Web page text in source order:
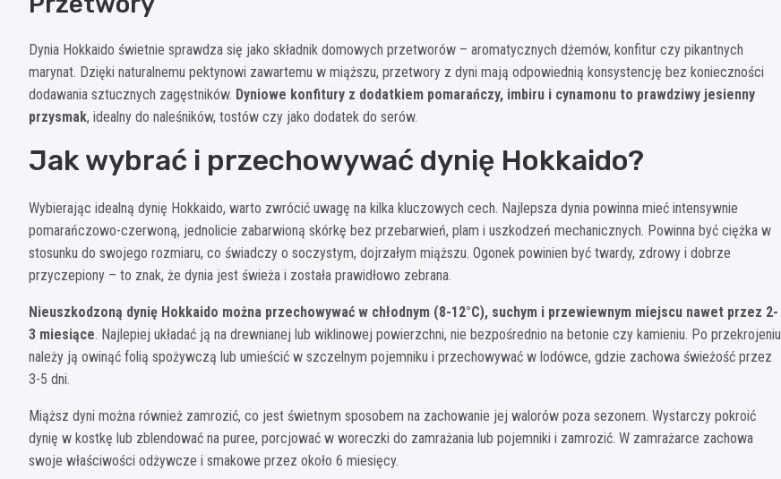
Dynia Hokkaido świetnie sprawdza się jako składnik domowych przetworów – aromatycznych dżemów, konfitur czy pikantnych
marynat. Dzięki naturalnemu pektynowi zawartemu w miąższu, przetwory z dyni mają odpowiednią konsystencję bez konieczności
dodawania sztucznych zagęstników. Dyniowe konfitury z dodatkiem pomarańczy, imbiru i cynamonu to prawdziwy jesienny
przysmak, idealny do naleśników, tostów czy jako dodatek do serów.
Jak wybrać i przechowywać dynię Hokkaido?
Wybierając idealną dynię Hokkaido, warto zwrócić uwagę na kilka kluczowych cech. Najlepsza dynia powinna mieć intensywnie
pomarańczowo-czerwoną, jednolicie zabarwioną skórkę bez przebarwień, plam i uszkodzeń mechanicznych. Powinna być ciężka w
stosunku do swojego rozmiaru, co świadczy o soczystym, dojrzałym miąższu. Ogonek powinien być twardy, zdrowy i dobrze
przyczepiony – to znak, że dynia jest świeża i została prawidłowo zebrana.
Nieuszkodzoną dynię Hokkaido można przechowywać w chłodnym (8-12°C), suchym i przewiewnym miejscu nawet przez 2-
3 miesiące. Najlepiej układać ją na drewnianej lub wiklinowej powierzchni, nie bezpośrednio na betonie czy kamieniu. Po przekrojeniu
należy ją owinąć folią spożywczą lub umieścić w szczelnym pojemniku i przechowywać w lodówce, gdzie zachowa świeżość przez
3-5 dni.
Miąższ dyni można również zamrozić, co jest świetnym sposobem na zachowanie jej walorów poza sezonem. Wystarczy pokroić
dynię w kostkę lub zblendować na puree, porcjować w woreczki do zamrażania lub pojemniki i zamrozić. W zamrażarce zachowa
swoje właściwości odżywcze i smakowe przez około 6 miesięcy.